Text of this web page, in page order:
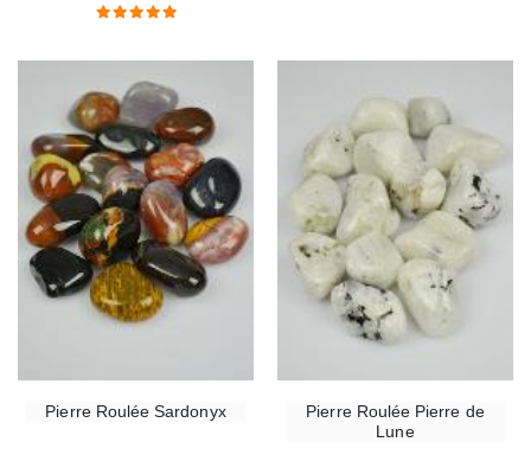
Pierre Roulée Sardonyx
Pierre Roulée Pierre de
Lune